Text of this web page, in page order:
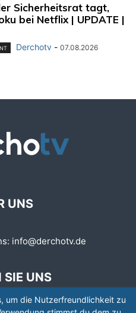
Sicherheitsrat tagt,
bei Netflix | UPDATE |
Derchotv - 07.08.2026
UNS
info@derchotv.de
SIE UNS
um die Nutzerfreundlichkeit zu